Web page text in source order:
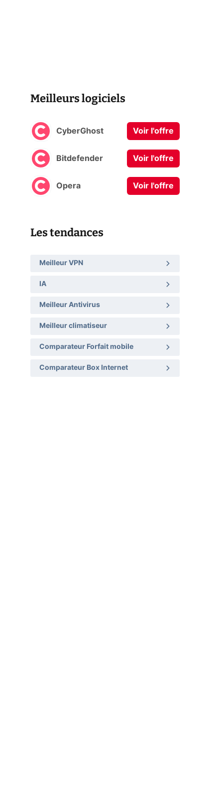
Meilleurs logiciels
CyberGhost Voir l'offre
Bitdefender Voir l'offre
Opera Voir l'offre
Les tendances
Meilleur VPN
IA
Meilleur Antivirus
Meilleur climatiseur
Comparateur Forfait mobile
Comparateur Box Internet